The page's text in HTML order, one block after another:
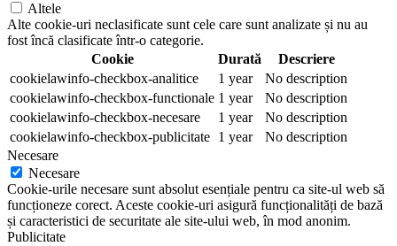
Altele
Alte cookie-uri neclasificate sunt cele care sunt analizate și nu au
fost încă clasificate într-o categorie.
Cookie
Durată
Descriere
cookielawinfo-checkbox-analitice
1 year
No description
cookielawinfo-checkbox-functionale 1 year
No description
cookielawinfo-checkbox-necesare
1 year
No description
cookielawinfo-checkbox-publicitate 1 year
No description
Necesare
Necesare
Cookie-urile necesare sunt absolut esențiale pentru ca site-ul web să
funcționeze corect. Aceste cookie-uri asigură funcționalități de bază
și caracteristici de securitate ale site-ului web, în mod anonim.
Publicitate